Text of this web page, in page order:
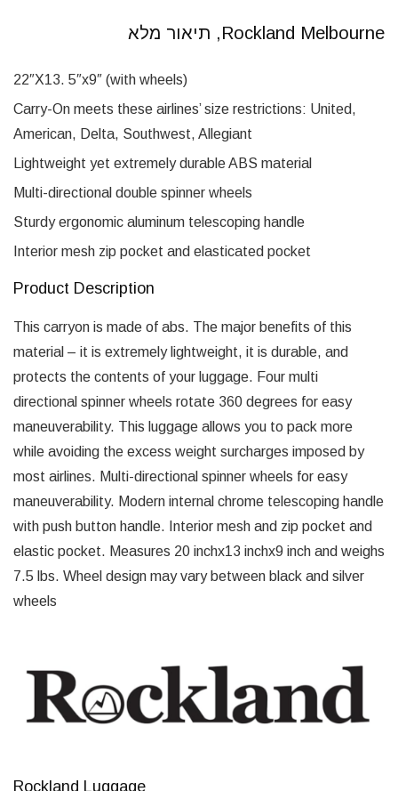
Rockland Melbourne, תיאור מלא
22″X13. 5″x9″ (with wheels)
Carry-On meets these airlines’ size restrictions: United,
American, Delta, Southwest, Allegiant
Lightweight yet extremely durable ABS material
Multi-directional double spinner wheels
Sturdy ergonomic aluminum telescoping handle
Interior mesh zip pocket and elasticated pocket
Product Description
This carryon is made of abs. The major benefits of this
material – it is extremely lightweight, it is durable, and
protects the contents of your luggage. Four multi
directional spinner wheels rotate 360 degrees for easy
maneuverability. This luggage allows you to pack more
while avoiding the excess weight surcharges imposed by
most airlines. Multi-directional spinner wheels for easy
maneuverability. Modern internal chrome telescoping handle
with push button handle. Interior mesh and zip pocket and
elastic pocket. Measures 20 inchx13 inchx9 inch and weighs
7.5 lbs. Wheel design may vary between black and silver
wheels
Rockland Luggage